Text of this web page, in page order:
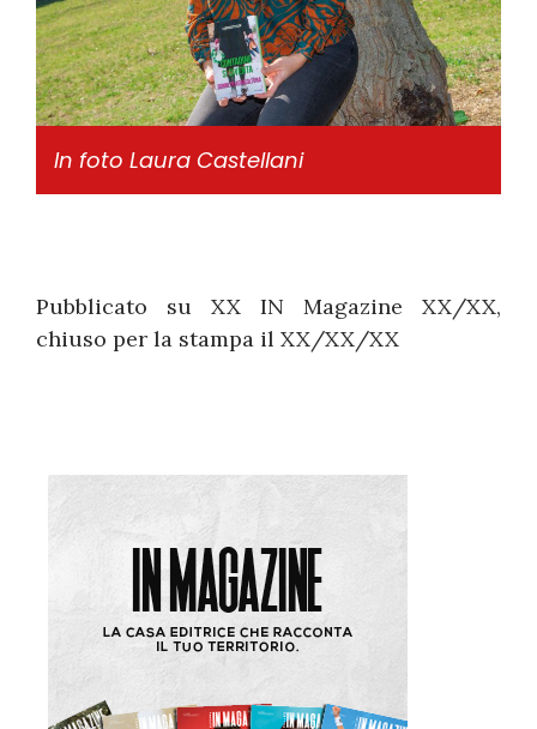
In foto Laura Castellani
Pubblicato su XX IN Magazine XX/XX,
chiuso per la stampa il XX/XX/XX